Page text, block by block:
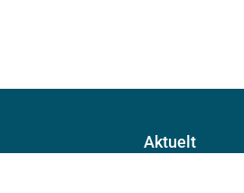
Aktuelt